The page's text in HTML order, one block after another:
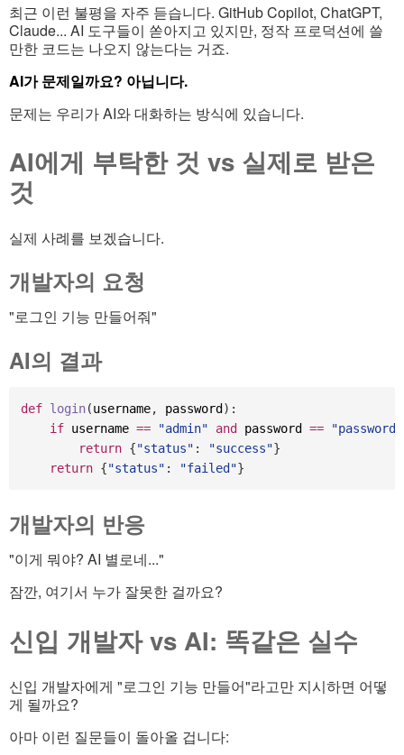
최근 이런 불평을 자주 듣습니다. GitHub Copilot, ChatGPT,
Claude... AI 도구들이 쏟아지고 있지만, 정작 프로덕션에 쓸
만한 코드는 나오지 않는다는 거죠.
AI가 문제일까요? 아닙니다.
문제는 우리가 AI와 대화하는 방식에 있습니다.
AI에게 부탁한 것 vs 실제로 받은
것
실제 사례를 보겠습니다.
개발자의 요청
"로그인 기능 만들어줘"
AI의 결과
def login(username, password ) :
if username == "admin" and password == "password"
return {"status" : "success"}
return {"status" : "failed"}
개발자의 반응
"이게 뭐야? AI 별로네..."
잠깐, 여기서 누가 잘못한 걸까요?
신입 개발자 vs AI: 똑같은 실수
신입 개발자에게 "로그인 기능 만들어"라고만 지시하면 어떻
게 될까요?
아마 이런 질문들이 돌아올 겁니다: